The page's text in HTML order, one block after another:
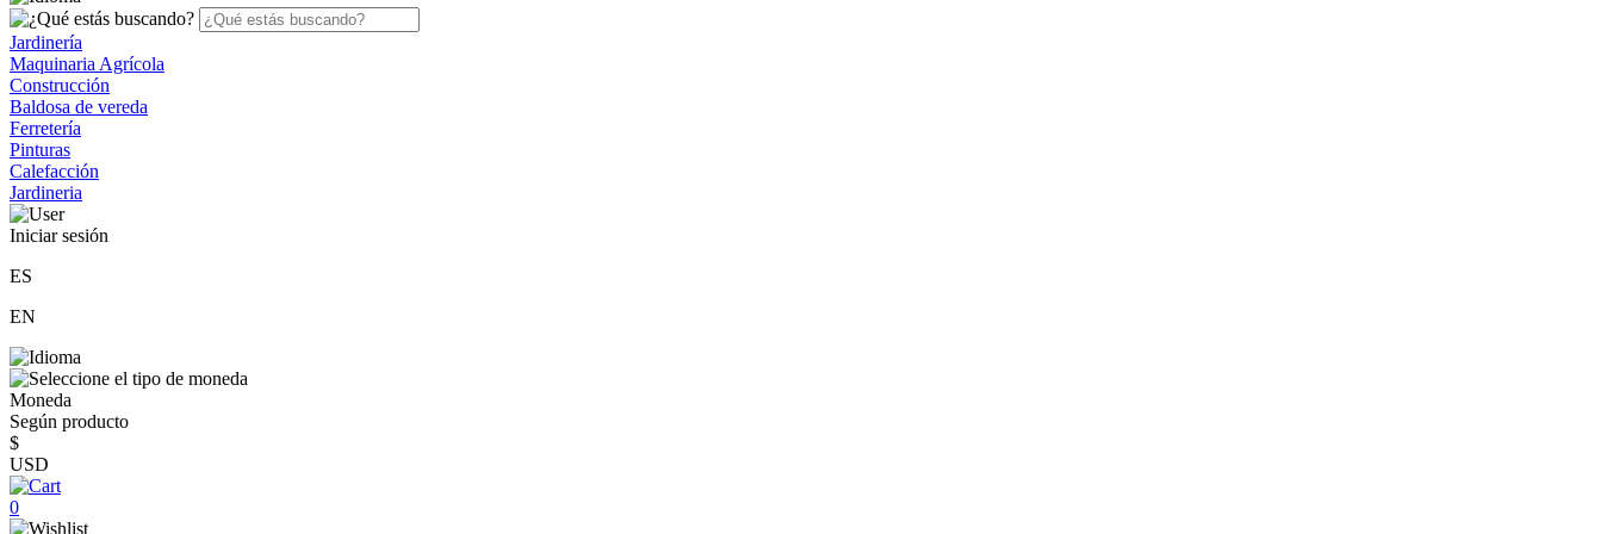
Jardinería
Maquinaria Agrícola
Construcción
Baldosa de vereda
Ferretería
Pinturas
Calefacción
Jardineria
Iniciar sesión
ES
EN
Moneda
Según producto
$
USD
0